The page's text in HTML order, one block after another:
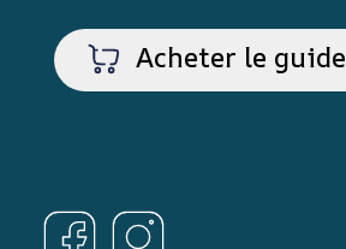
Acheter le guide